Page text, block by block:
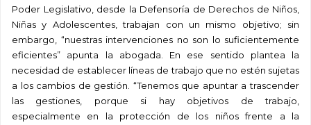
Poder Legislativo, desde la Defensoría de Derechos de Niños,
Niñas y Adolescentes, trabajan con un mismo objetivo; sin
embargo, “nuestras intervenciones no son lo suficientemente
eficientes” apunta la abogada. En ese sentido plantea la
necesidad de establecer líneas de trabajo que no estén sujetas
a los cambios de gestión. “Tenemos que apuntar a trascender
las gestiones, porque si hay objetivos de trabajo,
especialmente en la protección de los niños frente a la